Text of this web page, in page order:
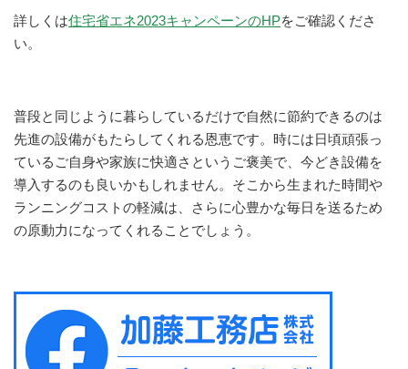
詳しくは住宅省エネ2023キャンペーンのHPをご確認くださ
い。
普段と同じように暮らしているだけで自然に節約できるのは
先進の設備がもたらしてくれる恩恵です。時には日頃頑張っ
ているご自身や家族に快適さというご褒美で、今どき設備を
導入するのも良いかもしれません。そこから生まれた時間や
ランニングコストの軽減は、さらに心豊かな毎日を送るため
の原動力になってくれることでしょう。